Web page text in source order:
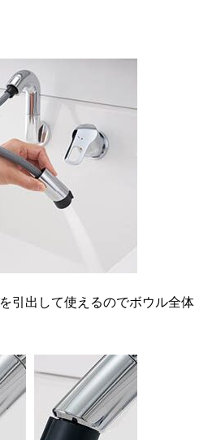
引出して使えるのでボウル全体